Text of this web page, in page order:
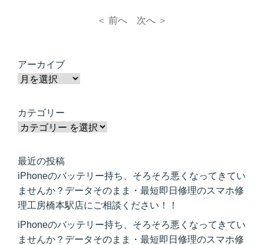
＜ 前へ 次へ ＞
アーカイブ
カテゴリー
最近の投稿
iPhoneのバッテリー持ち、そろそろ悪くなってきてい
ませんか？データそのまま・最短即日修理のスマホ修
理工房橋本駅店にご相談ください！！
iPhoneのバッテリー持ち、そろそろ悪くなってきてい
ませんか？データそのまま・最短即日修理のスマホ修